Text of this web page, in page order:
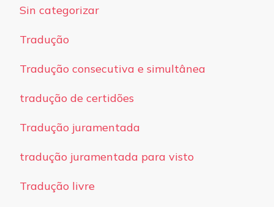
Sin categorizar
Tradução
Tradução consecutiva e simultânea
tradução de certidões
Tradução juramentada
tradução juramentada para visto
Tradução livre